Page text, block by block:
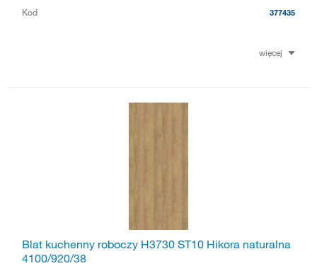
Kod 377435
więcej
Blat kuchenny roboczy H3730 ST10 Hikora naturalna
4100/920/38